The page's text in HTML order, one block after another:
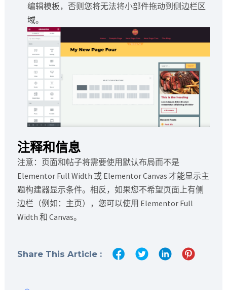
编辑模板，否则您将无法将小部件拖动到侧边栏区
域。
注释和信息
注意：页面和帖子将需要使用默认布局而不是
Elementor Full Width 或 Elementor Canvas 才能显示主
题构建器显示条件。相反，如果您不希望页面上有侧
边栏（例如：主页），您可以使用 Elementor Full
Width 和 Canvas。
Share This Article :